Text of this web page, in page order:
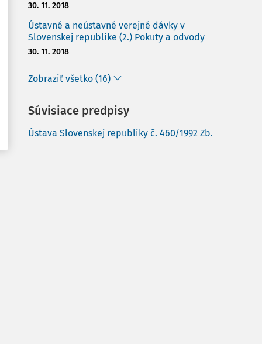
30. 11. 2018
Ústavné a neústavné verejné dávky v
Slovenskej republike (2.) Pokuty a odvody
30. 11. 2018
Zobraziť všetko (16)
Súvisiace predpisy
Ústava Slovenskej republiky č. 460/1992 Zb.